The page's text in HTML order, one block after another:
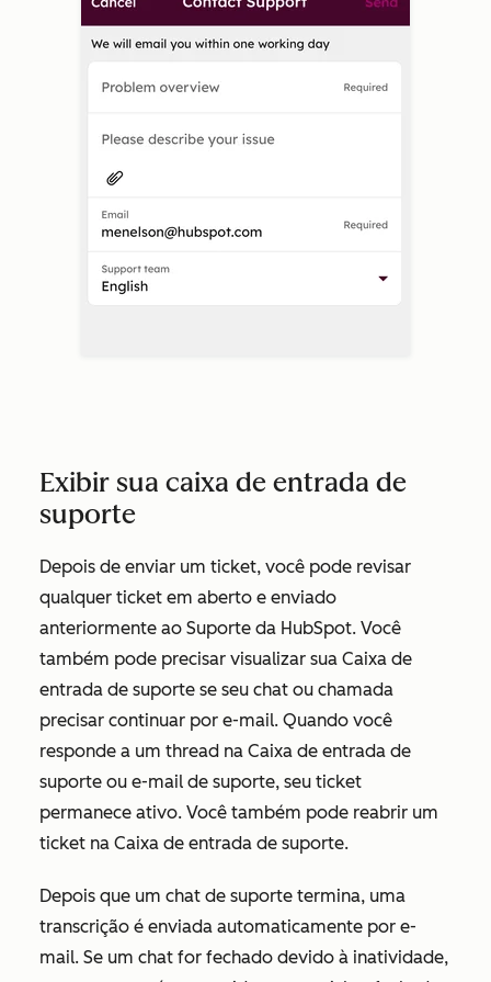
Exibir sua caixa de entrada de
suporte
Depois de enviar um ticket, você pode revisar
qualquer ticket em aberto e enviado
anteriormente ao Suporte da HubSpot. Você
também pode precisar visualizar sua Caixa de
entrada de suporte se seu chat ou chamada
precisar continuar por e-mail. Quando você
responde a um thread na Caixa de entrada de
suporte ou e-mail de suporte, seu ticket
permanece ativo. Você também pode reabrir um
ticket na Caixa de entrada de suporte.
Depois que um chat de suporte termina, uma
transcrição é enviada automaticamente por e-
mail. Se um chat for fechado devido à inatividade,